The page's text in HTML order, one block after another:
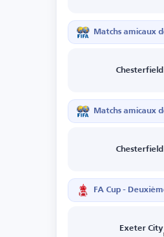
Matchs amicaux
Chesterfield
Matchs amicaux
Chesterfield
FA Cup -
Exeter City